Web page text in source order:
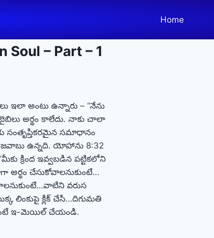
Home
Soul – Part – 1
ఇలా అంటు ఉన్నారు – “నేను
అర్థం కాలేదు. నాకు చాలా
సంతృప్తికరమైన సమాధానం
జవాబు ఉన్నది. యోహాను 8:32
క్రింద ఇవ్వబడిన పట్టికలోని
అర్థం చేసుకోవాలనుకుంటే…
వరుస
క్లిక్ చేసి…దిగుమతి
ఇ-మెయిల్ చేయండి.